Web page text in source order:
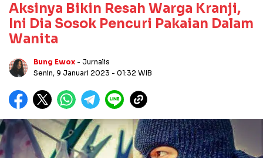
Aksinya Bikin Resah Warga Kranji,
Ini Dia Sosok Pencuri Pakaian Dalam
Wanita
Bung Ewox - Jurnalis
Senin, 9 Januari 2023 - 01:32 WIB